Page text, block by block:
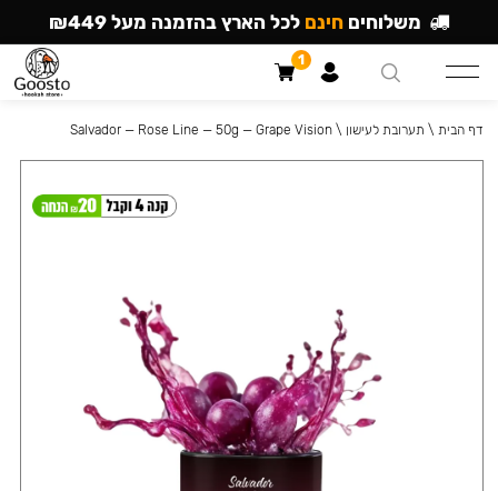
דף הבית \ תערובת לעישון \
Salvador — Rose Line — 50g — Grape Vision
משלוחים חינם לכל הארץ בהזמנה מעל ₪449
1